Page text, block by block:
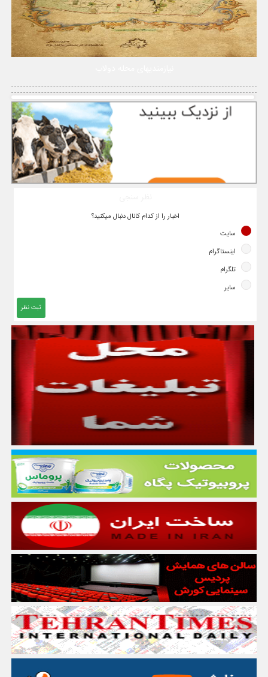
اخبار را از کدام کانال دنبال میکنید؟
سایت
اینستاگرام
تلگرام
سایر
ثبت نظر